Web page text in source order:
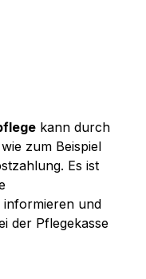
kann durch
zum Beispiel
Es ist
informieren und
der Pflegekasse